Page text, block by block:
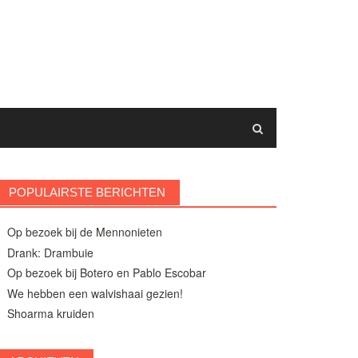
POPULAIRSTE BERICHTEN
Op bezoek bij de Mennonieten
Drank: Drambuie
Op bezoek bij Botero en Pablo Escobar
We hebben een walvishaai gezien!
Shoarma kruiden